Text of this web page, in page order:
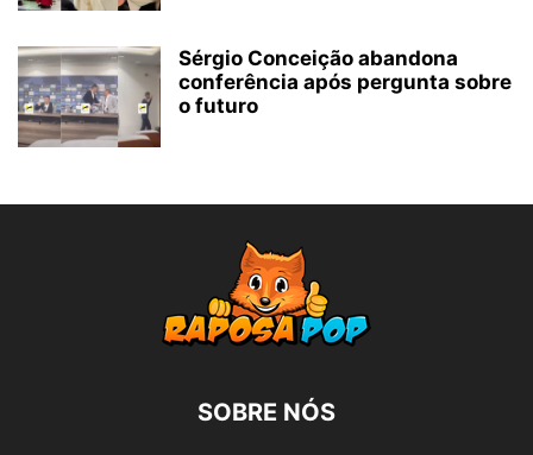
Sérgio Conceição abandona
conferência após pergunta sobre
o futuro
SOBRE NÓS